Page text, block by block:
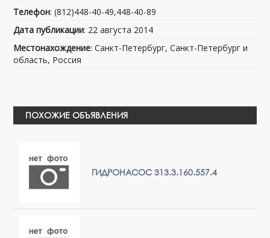
Телефон: (812)448-40-49,448-40-89
Дата публикации: 22 августа 2014
Местонахождение: Санкт-Петербург, Санкт-Петербург и
область, Россия
ПОХОЖИЕ ОБЪЯВЛЕНИЯ
ГИДРОНАСОС 313.3.160.557.4